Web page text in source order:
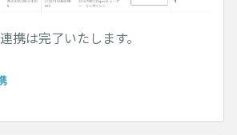
携は完了いたします。